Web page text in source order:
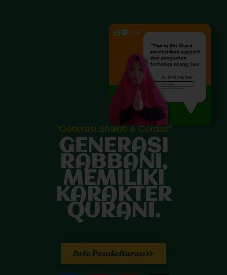
"Generasi Shaleh & Cerdas"
GENERASI
RABBANI,
MEMILIKI
KARAKTER
QURANI.
Info Pendaftaran